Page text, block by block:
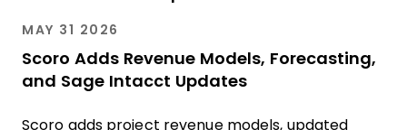
MAY 31 2026
Scoro Adds Revenue Models, Forecasting,
and Sage Intacct Updates
Scoro adds project revenue models, updated